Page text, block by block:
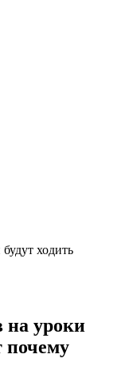
ходить
на уроки
почему